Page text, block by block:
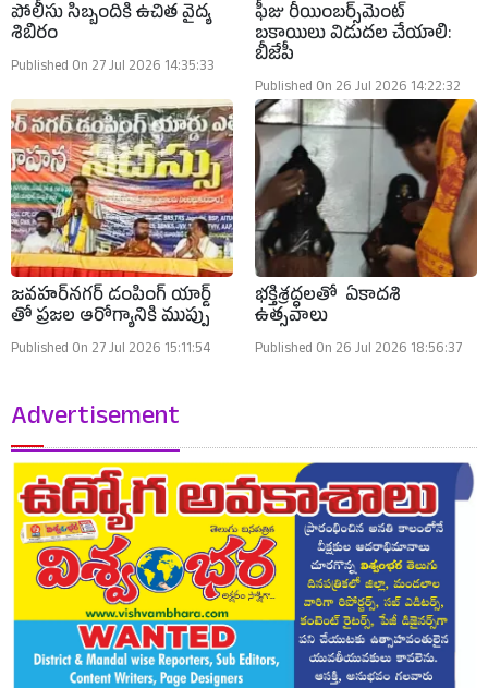
పోలీసు సిబ్బందికి ఉచిత వైద్య
శిబిరం
Published On 27 Jul 2026 14:35:33
ఫీజు రీయింబర్స్‌మెంట్
బకాయిలు విడుదల చేయాలి:
బీజేపీ
Published On 26 Jul 2026 14:22:32
జవహర్‌నగర్ డంపింగ్ యార్డ్
తో ప్రజల ఆరోగ్యానికి ముప్పు
Published On 27 Jul 2026 15:11:54
భక్తిశ్రద్ధలతో ఏకాదశి
ఉత్సవాలు
Published On 26 Jul 2026 18:56:37
Advertisement